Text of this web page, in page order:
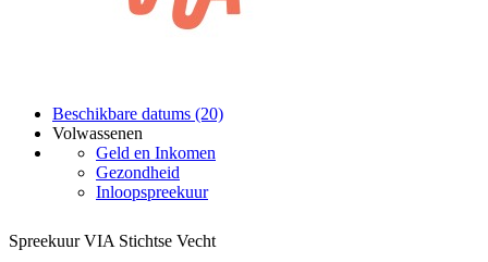
Beschikbare datums (20)
Volwassenen
Geld en Inkomen
Gezondheid
Inloopspreekuur
Spreekuur VIA Stichtse Vecht